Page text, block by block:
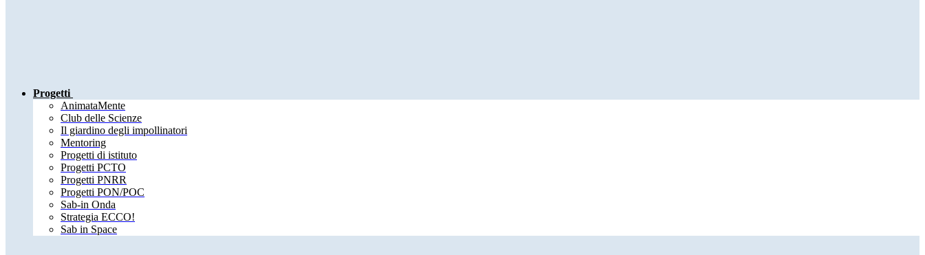
Progetti
AnimataMente
Club delle Scienze
Il giardino degli impollinatori
Mentoring
Progetti di istituto
Progetti PCTO
Progetti PNRR
Progetti PON/POC
Sab-in Onda
Strategia ECCO!
Sab in Space